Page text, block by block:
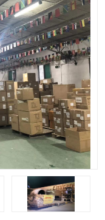
快递
国际快递公司
国际快递电话
国际快递